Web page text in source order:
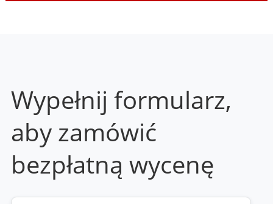
Wypełnij formularz,
aby zamówić
bezpłatną wycenę